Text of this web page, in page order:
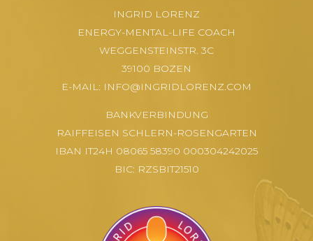
INGRID LORENZ
ENERGY-MENTAL-LIFE COACH
WEGGENSTEINSTR. 3C
39100 BOZEN
E-MAIL: INFO@INGRIDLORENZ.COM
BANKVERBINDUNG
RAIFFEISEN SCHLERN-ROSENGARTEN
IBAN IT24H 08065 58390 000304242025
BIC: RZSBIT21510